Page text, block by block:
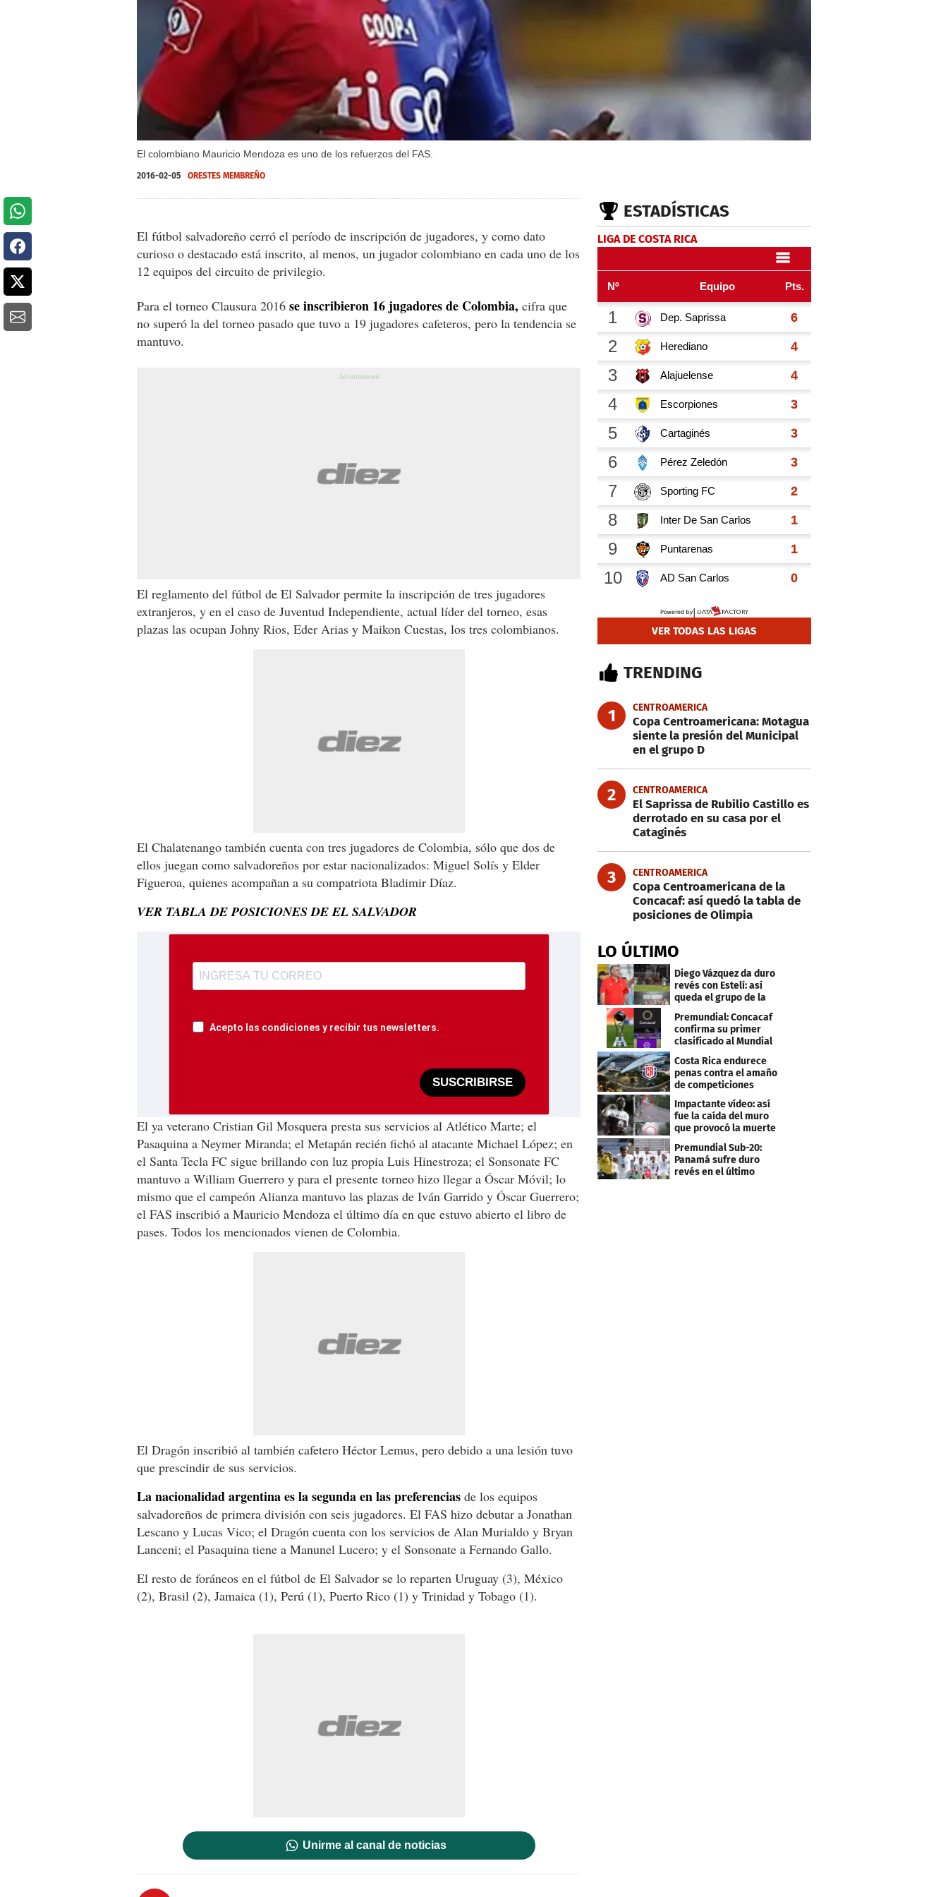
El colombiano Mauricio Mendoza es uno de los refuerzos del FAS.
2016-02-05 ORESTES MEMBREÑO
El fútbol salvadoreño cerró el período de inscripción de jugadores, y como dato
curioso o destacado está inscrito, al menos, un jugador colombiano en cada uno de los
12 equipos del circuito de privilegio.
Para el torneo Clausura 2016 se inscribieron 16 jugadores de Colombia, cifra que
no superó la del torneo pasado que tuvo a 19 jugadores cafeteros, pero la tendencia se
mantuvo.
El reglamento del fútbol de El Salvador permite la inscripción de tres jugadores
extranjeros, y en el caso de Juventud Independiente, actual líder del torneo, esas
plazas las ocupan Johny Rios, Eder Arias y Maikon Cuestas, los tres colombianos.
El Chalatenango también cuenta con tres jugadores de Colombia, sólo que dos de
ellos juegan como salvadoreños por estar nacionalizados: Miguel Solís y Elder
Figueroa, quienes acompañan a su compatriota Bladimir Díaz.
VER TABLA DE POSICIONES DE EL SALVADOR
Acepto las condiciones y recibir tus newsletters.
SUSCRIBIRSE
El ya veterano Cristian Gil Mosquera presta sus servicios al Atlético Marte; el
Pasaquina a Neymer Miranda; el Metapán recién fichó al atacante Michael López; en
el Santa Tecla FC sigue brillando con luz propia Luis Hinestroza; el Sonsonate FC
mantuvo a William Guerrero y para el presente torneo hizo llegar a Óscar Móvil; lo
mismo que el campeón Alianza mantuvo las plazas de Iván Garrido y Óscar Guerrero;
el FAS inscribió a Mauricio Mendoza el último día en que estuvo abierto el libro de
pases. Todos los mencionados vienen de Colombia.
El Dragón inscribió al también cafetero Héctor Lemus, pero debido a una lesión tuvo
que prescindir de sus servicios.
La nacionalidad argentina es la segunda en las preferencias de los equipos
salvadoreños de primera división con seis jugadores. El FAS hizo debutar a Jonathan
Lescano y Lucas Vico; el Dragón cuenta con los servicios de Alan Murialdo y Bryan
Lanceni; el Pasaquina tiene a Manunel Lucero; y el Sonsonate a Fernando Gallo.
El resto de foráneos en el fútbol de El Salvador se lo reparten Uruguay (3), México
(2), Brasil (2), Jamaica (1), Perú (1), Puerto Rico (1) y Trinidad y Tobago (1).
Unirme al canal de noticias
ESTADÍSTICAS
LIGA DE COSTA RICA
VER TODAS LAS LIGAS
TRENDING
1 CENTROAMERICA
Copa Centroamericana: Motagua
siente la presión del Municipal
en el grupo D
2 CENTROAMERICA
El Saprissa de Rubilio Castillo es
derrotado en su casa por el
Cataginés
3 CENTROAMERICA
Copa Centroamericana de la
Concacaf: así quedó la tabla de
posiciones de Olimpia
LO ÚLTIMO
Diego Vázquez da duro
revés con Estelí: así
queda el grupo de la
Premundial: Concacaf
confirma su primer
clasificado al Mundial
Costa Rica endurece
penas contra el amaño
de competiciones
Impactante vídeo: así
fue la caída del muro
que provocó la muerte
de Tássio Maia
Premundial Sub-20:
Panamá sufre duro
revés en el último